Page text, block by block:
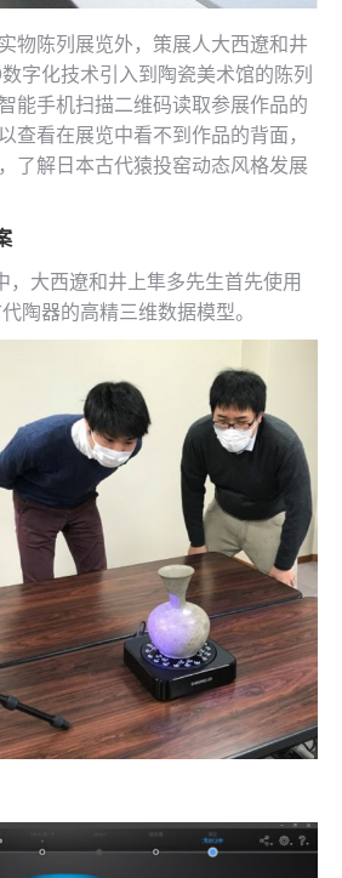
物陈列展览外，策展人大西遼和井
字化技术引入到陶瓷美术馆的陈列
能手机扫描二维码读取参展作品的
查看在展览中看不到作品的背面，
了解日本古代猿投窑动态风格发展
，大西遼和井上隼多先生首先使用
陶器的高精三维数据模型。